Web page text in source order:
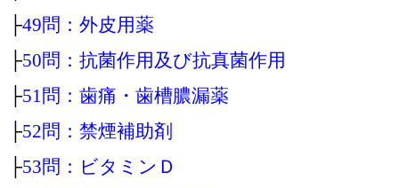
├49問：外皮用薬
├50問：抗菌作用及び抗真菌作用
├51問：歯痛・歯槽膿漏薬
├52問：禁煙補助剤
├53問：ビタミンＤ